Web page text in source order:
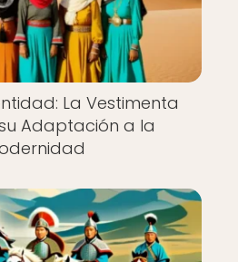
La Vestimenta
Adaptación a la